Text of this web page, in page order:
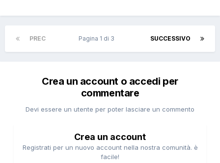
PREC SUCCESSIVO
Pagina 1 di 3
Crea un account o accedi per
commentare
Devi essere un utente per poter lasciare un commento
Crea un account
Registrati per un nuovo account nella nostra comunità. è
facile!